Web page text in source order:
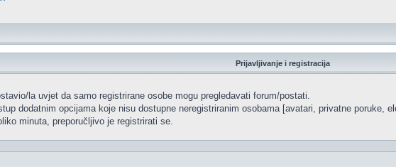
Prijavljivanje i registracija
la uvjet da samo registrirane osobe mogu pregledavati forum/postati.
dodatnim opcijama koje nisu dostupne neregistriranim osobama [avatari, privatne poruke,
minuta, preporučljivo je registrirati se.